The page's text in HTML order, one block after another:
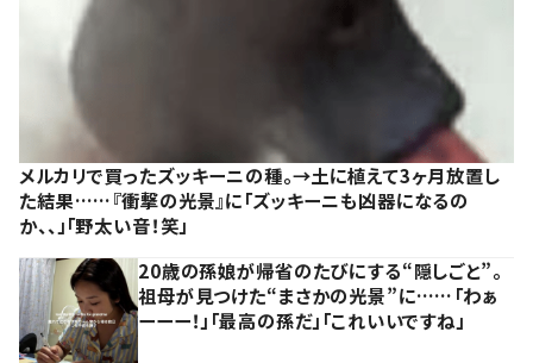
メルカリで買ったズッキーニの種。→土に植えて3ヶ月放置し
た結果……『衝撃の光景』に「ズッキーニも凶器になるの
か、、」「野太い音！笑」
20歳の孫娘が帰省のたびにする“隠しごと”。
祖母が見つけた“まさかの光景”に……「わぁ
ーーー！」「最高の孫だ」「これいいですね」